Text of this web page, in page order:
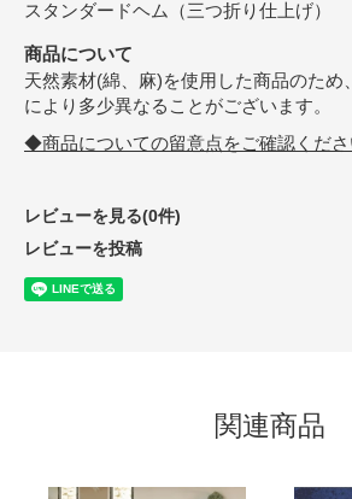
スタンダードヘム（三つ折り仕上げ）
商品について
天然素材(綿、麻)を使用した商品のため
により多少異なることがございます。
◆商品についての留意点をご確認くださ
レビューを見る(0件)
レビューを投稿
関連商品